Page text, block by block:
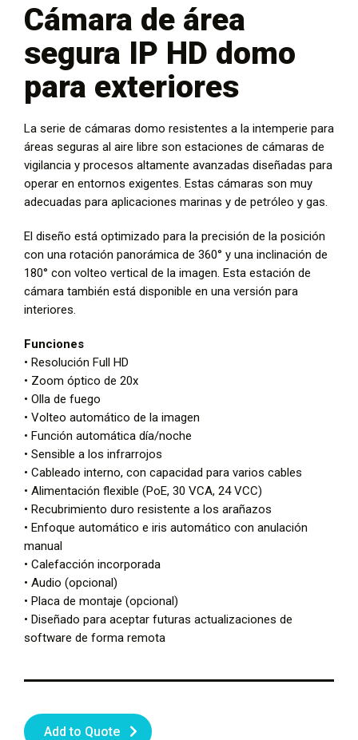
Cámara de área
segura IP HD domo
para exteriores
La serie de cámaras domo resistentes a la intemperie para
áreas seguras al aire libre son estaciones de cámaras de
vigilancia y procesos altamente avanzadas diseñadas para
operar en entornos exigentes. Estas cámaras son muy
adecuadas para aplicaciones marinas y de petróleo y gas.
El diseño está optimizado para la precisión de la posición
con una rotación panorámica de 360° y una inclinación de
180° con volteo vertical de la imagen. Esta estación de
cámara también está disponible en una versión para
interiores.
Funciones
• Resolución Full HD
• Zoom óptico de 20x
• Olla de fuego
• Volteo automático de la imagen
• Función automática día/noche
• Sensible a los infrarrojos
• Cableado interno, con capacidad para varios cables
• Alimentación flexible (PoE, 30 VCA, 24 VCC)
• Recubrimiento duro resistente a los arañazos
• Enfoque automático e iris automático con anulación
manual
• Calefacción incorporada
• Audio (opcional)
• Placa de montaje (opcional)
• Diseñado para aceptar futuras actualizaciones de
software de forma remota
Add to Quote